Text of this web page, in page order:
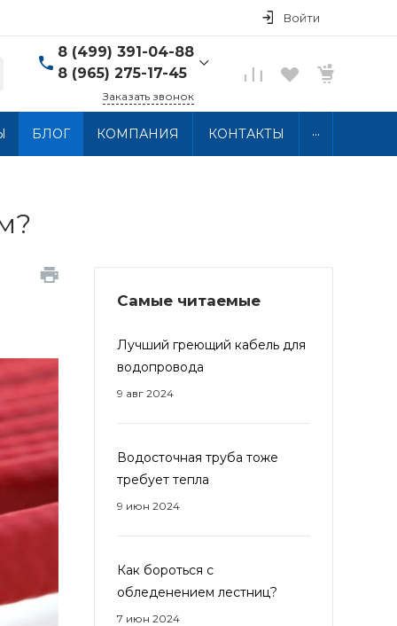
Войти
8 (499) 391-04-88
8 (965) 275-17-45
8 (499) 391-04-88
Хлобыстова 15, 2 этаж
Заказать звонок
БЛОГ КОМПАНИЯ КОНТАКТЫ ...
Самые читаемые
Лучший греющий кабель для
водопровода
9 авг 2024
Водосточная труба тоже
требует тепла
9 июн 2024
Как бороться с
обледенением лестниц?
7 июн 2024